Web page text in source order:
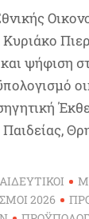
ψήφιση
2026